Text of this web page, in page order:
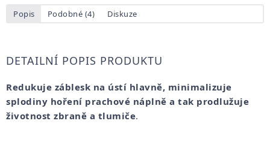
Popis Podobné (4) Diskuze
DETAILNÍ POPIS PRODUKTU
Redukuje záblesk na ústí hlavně, minimalizuje
splodiny hoření prachové náplně a tak prodlužuje
životnost zbraně a tlumiče.